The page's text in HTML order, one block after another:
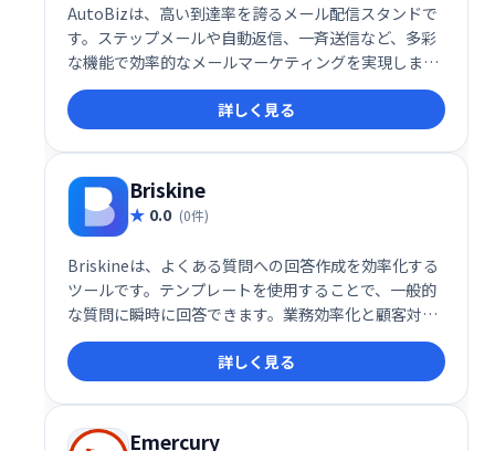
AutoBizは、高い到達率を誇るメール配信スタンドで
す。ステップメールや自動返信、一斉送信など、多彩
な機能で効率的なメールマーケティングを実現しま
す。クレジット決済連携にも対応し、スムーズな運用
をサポート。顧客とのエンゲージメント強化に最適な
ツールです。
詳しく見る
Briskine
0.0 (0件)
Briskineは、よくある質問への回答作成を効率化する
ツールです。テンプレートを使用することで、一般的
な質問に瞬時に回答できます。業務効率化と顧客対応
の迅速化を実現し、よりスムーズなコミュニケーショ
ンをサポートします。時間と労力の節約に繋がり、顧
客満足度の向上に貢献します。
詳しく見る
Emercury